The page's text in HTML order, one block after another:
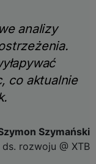
analizy
co aktualnie
Szymański
ds. rozwoju @ XTB